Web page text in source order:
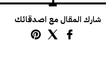
شارك المقال مع اصدقائك